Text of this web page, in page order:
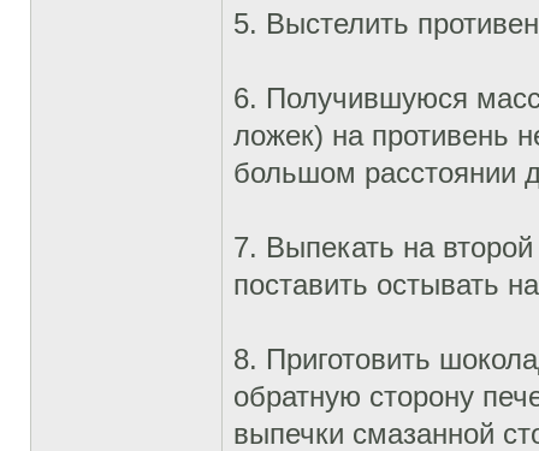
5. Выстелить
6. Получившуюся
ложек) на противень
большом расстоянии
7. Выпекать на
поставить остывать
8. Приготовить
обратную сторону
выпечки смазанной